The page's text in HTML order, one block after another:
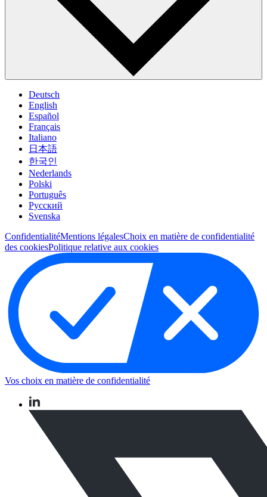
Deutsch
English
Español
Français
Italiano
日本語
한국인
Nederlands
Polski
Português
Pусский
Svenska
ConfidentialitéMentions légalesChoix en matière de confidentialité
des cookiesPolitique relative aux cookies
Vos choix en matière de confidentialité